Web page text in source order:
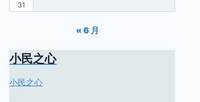
31
« 6 月
小民之心
小民之心